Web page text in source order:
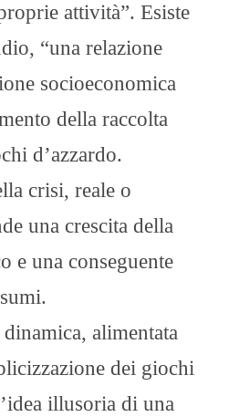
attività”. Esiste
“una relazione
socioeconomica
della raccolta
d’azzardo.
crisi, reale o
una crescita della
e una conseguente
alimentata
dei giochi
illusoria di una